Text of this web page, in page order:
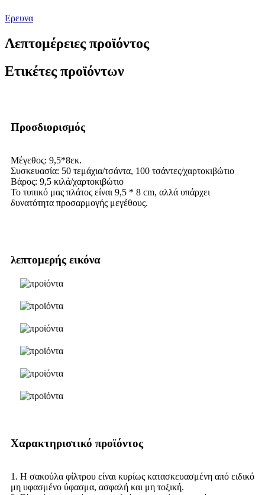
Ερευνα
Λεπτομέρειες προϊόντος
Ετικέτες προϊόντων
Προσδιορισμός
Μέγεθος: 9,5*8εκ.
Συσκευασία: 50 τεμάχια/τσάντα, 100 τσάντες/χαρτοκιβώτιο
Βάρος: 9,5 κιλά/χαρτοκιβώτιο
Το τυπικό μας πλάτος είναι 9,5 * 8 cm, αλλά υπάρχει
δυνατότητα προσαρμογής μεγέθους.
λεπτομερής εικόνα
Χαρακτηριστικό προϊόντος
1. Η σακούλα φίλτρου είναι κυρίως κατασκευασμένη από ειδικό
μη υφασμένο ύφασμα, ασφαλή και μη τοξική.